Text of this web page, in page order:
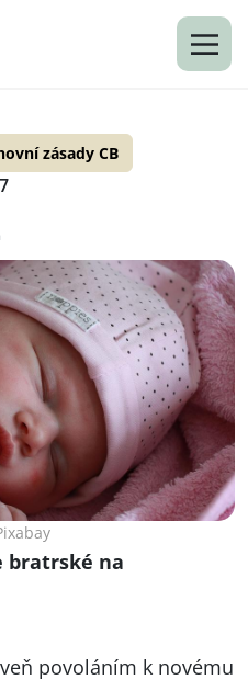
zásady CB
bratrské na
povoláním k novému